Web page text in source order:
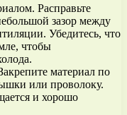
Расправьте
зазор между
Убедитесь, что
чтобы
материал по
или проволоку.
и хорошо